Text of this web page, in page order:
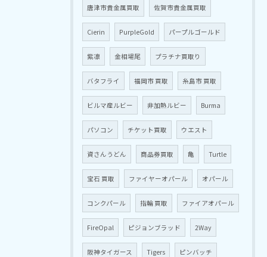
唐津市貴金属買取 佐賀市貴金属買取
Cierin PurpleGold パープルゴールド
紫凛 金相場尾 プラチナ買取り
バタフライ 福岡市 買取 糸島市 買取
ビルマ産ルビー 非加熱ルビー Burma
パソコン チケット買取 ウエスト
資さんうどん 商品券買取 亀 Turtle
宝石 買取 ファイヤーオパール オパール
コンクパール 指輪 買取 ファイアオパール
FireOpal ピジョンブラッド 2Way
阪神タイガース Tigers ピンバッチ